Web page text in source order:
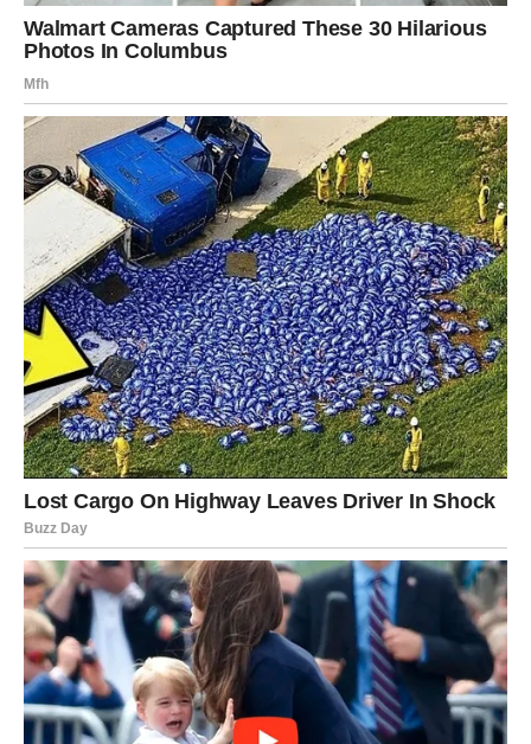
mogu se pokazati korisnima. Ovi uređaji poboljšavaju signal s
vašeg primarnog usmjerivača i redistribuiraju ga kroz različita
područja doma, osiguravajući ravnomjerniju
pokrivenost.Smjernice za idealnu konfiguraciju usmjerivačaDa
biste postigli najvišu kvalitetu internetske povezanosti, bitna je
pravilna konfiguracija usmjerivača. Uz preporuku da se klonite
zrcala, treba uzeti u obzir sljedeće ključne savjete:
Optimalno pozicioniranje: Usmjerivač bi trebao biti smješten u
središtu kuće kako bi se osiguralo ravnomjerno širenje signala
po svim sobama. Povišeno postavljanje: preporučljivo je
usmjerivač postaviti na povišenu visinu, primjerice na policu ili
stol, kako bi se omogućilo nesmetano kruženje signala po
cijelom području.Suzdržite se od korištenja dodatnih
elektroničkih uređaja: